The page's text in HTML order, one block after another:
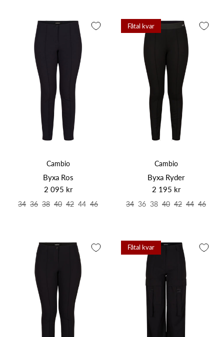
Cambio
Byxa Ros
2 095 kr
34 36 38 40 42 44 46
Fåtal kvar
Cambio
Byxa Ryder
2 195 kr
34 36 38 40 42 44 46
Fåtal kvar